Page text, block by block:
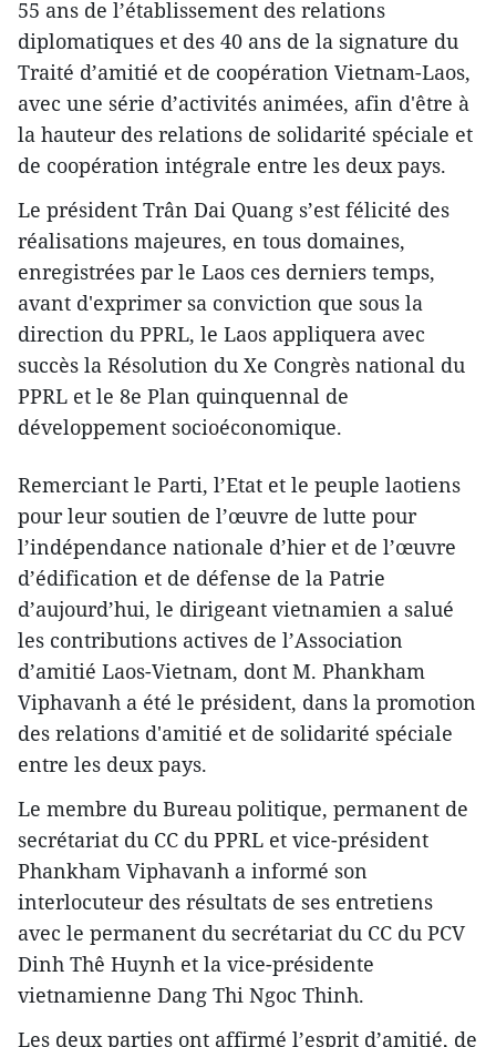
55 ans de l’établissement des relations
diplomatiques et des 40 ans de la signature du
Traité d’amitié et de coopération Vietnam-Laos,
avec une série d’activités animées, afin d'être à
la hauteur des relations de solidarité spéciale et
de coopération intégrale entre les deux pays.
Le président Trân Dai Quang s’est félicité des
réalisations majeures, en tous domaines,
enregistrées par le Laos ces derniers temps,
avant d'exprim​er sa conviction que sous la
direction du PPRL, le Laos ​appliquera avec
succès la Résolution du Xe Congrès national du
PPRL et le 8e Plan quinquennal de
développement socioéconomique.
Remerciant le Parti, l’Etat et le peuple laotiens
pour leur soutien de l’œuvre de lutte pour
l’indépendance nationale d’hier et d​e l’œuvre
d’édification et de défense de la Patrie
d’aujourd’hui, le dirigeant vietnamien a salué
les contributions actives de l’Association
d’amitié Laos-Vietnam, dont M. Phankham
Viphavanh a été le président, dans la promotion
des relations d'amitié et de solidarité spéciale
entre les deux pays.
Le membre du Bureau politique, permanent de
secrétariat du CC du PPRL et vice-président
Phankham Viphavanh a informé son
interlocuteur des résultats de ses entretiens
avec le permanent du secrétariat du CC du PCV
Dinh Thê Huynh et la vice-présidente
vietnamienne Dang Thi Ngoc Thinh.
Les deux parties ont affirmé l’esprit d’amitié, de